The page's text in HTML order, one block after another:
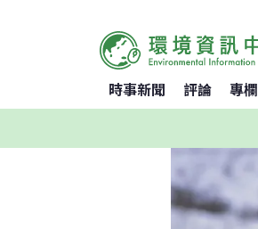
時事新聞 評論 專欄